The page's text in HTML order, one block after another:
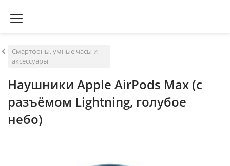
Смартфоны, умные часы и
аксессуары
Наушники Apple AirPods Max (с
разъёмом Lightning, голубое
небо)